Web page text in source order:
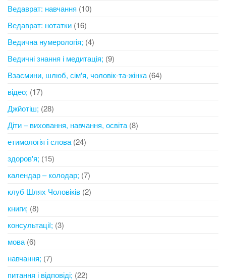
Ведаврат: навчання (10)
Ведаврат: нотатки (16)
Ведична нумерологія; (4)
Ведичні знання і медитація; (9)
Взаємини, шлюб, сім'я, чоловік-та-жінка (64)
відео; (17)
Джйотіш; (28)
Діти – виховання, навчання, освіта (8)
етимологія і слова (24)
здоров'я; (15)
календар – колодар; (7)
клуб Шлях Чоловіків (2)
книги; (8)
консультації; (3)
мова (6)
навчання; (7)
питання і відповіді; (22)